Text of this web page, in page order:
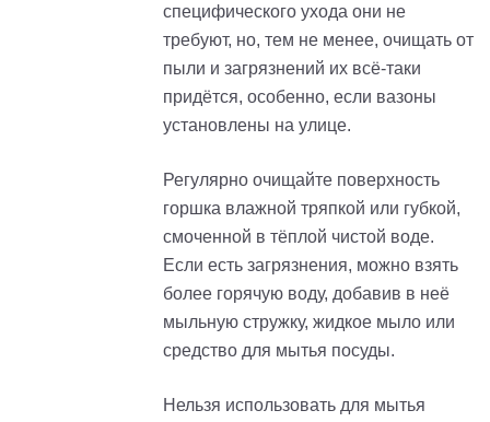
специфического ухода они не
требуют, но, тем не менее, очищать от
пыли и загрязнений их всё-таки
придётся, особенно, если вазоны
установлены на улице.
Регулярно очищайте поверхность
горшка влажной тряпкой или губкой,
смоченной в тёплой чистой воде.
Если есть загрязнения, можно взять
более горячую воду, добавив в неё
мыльную стружку, жидкое мыло или
средство для мытья посуды.
Нельзя использовать для мытья